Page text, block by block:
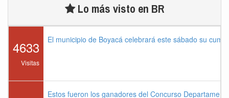
Lo más visto en BR
4633
Visitas
El municipio de Boyacá celebrará este sábado su
Estos fueron los ganadores del Concurso